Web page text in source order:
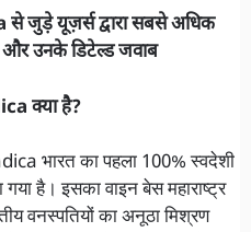
यूज़र्स द्वारा सबसे अधिक
और उनके डिटेल्ड जवाब
क्या है?
भारत का पहला 100% स्वदेशी
गया है। इसका वाइन बेस महाराष्ट्र
वनस्पतियों का अनूठा मिश्रण